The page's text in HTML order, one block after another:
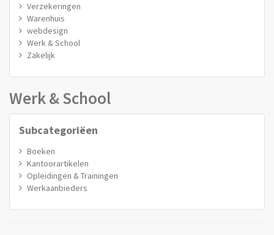
Verzekeringen
Warenhuis
webdesign
Werk & School
Zakelijk
Werk & School
Subcategoriëen
Boeken
Kantoorartikelen
Opleidingen & Trainingen
Werkaanbieders